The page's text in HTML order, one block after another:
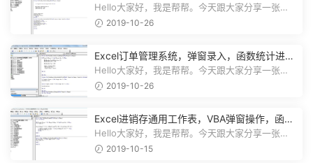
总，实用简单不加班
Hello大家好，我是帮帮。今天跟大家分享一张
Excel销售管理系统，弹窗统算，一键...
2019-10-26
Excel订单管理系统，弹窗录入，函数统计进
度，收款查询一键操作
Hello大家好，我是帮帮。今天跟大家分享一张
Excel订单管理系统，弹窗录入，函数...
2019-10-26
Excel进销存通用工作表，VBA弹窗操作，函数
库存，一键查询不劳心
Hello大家好，我是帮帮。今天跟大家分享一张
Excel进销存通用工作表，VBA弹窗操作...
2019-10-15